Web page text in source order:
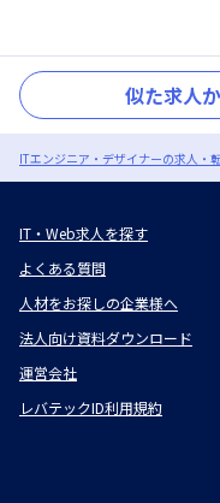
似た求人
ITエンジニア・デザイナーの求人・
IT・Web求人を探す
よくある質問
人材をお探しの企業様へ
法人向け資料ダウンロード
運営会社
レバテックID利用規約